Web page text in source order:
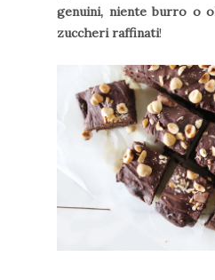
genuini, niente burro o
zuccheri raffinati!